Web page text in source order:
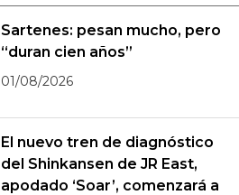
Sartenes: pesan mucho, pero
“duran cien años”
01/08/2026
El nuevo tren de diagnóstico
del Shinkansen de JR East,
apodado ‘Soar’, comenzará a